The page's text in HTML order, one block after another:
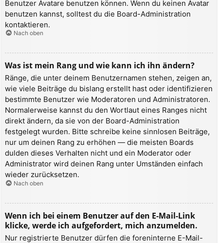
Benutzer Avatare benutzen können. Wenn du keinen Avatar
benutzen kannst, solltest du die Board-Administration
kontaktieren.
Nach oben
Was ist mein Rang und wie kann ich ihn ändern?
Ränge, die unter deinem Benutzernamen stehen, zeigen an,
wie viele Beiträge du bislang erstellt hast oder identifizieren
bestimmte Benutzer wie Moderatoren und Administratoren.
Normalerweise kannst du den Wortlaut eines Ranges nicht
direkt ändern, da sie von der Board-Administration
festgelegt wurden. Bitte schreibe keine sinnlosen Beiträge,
nur um deinen Rang zu erhöhen — die meisten Boards
dulden dieses Verhalten nicht und ein Moderator oder
Administrator wird deinen Rang unter Umständen einfach
wieder zurücksetzen.
Nach oben
Wenn ich bei einem Benutzer auf den E-Mail-Link
klicke, werde ich aufgefordert, mich anzumelden.
Nur registrierte Benutzer dürfen die foreninterne E-Mail-